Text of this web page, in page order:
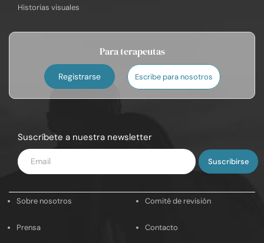
Historias visuales
Para terapeutas
Registrarse Escribe para nosotros
Suscríbete a nuestra newsletter
Introduce
tu
Sobre nosotros Comité de revisión
Prensa Contacto